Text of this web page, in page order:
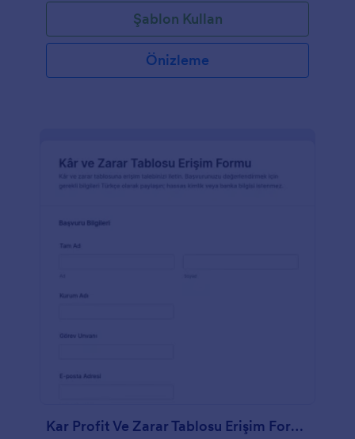
Şablon Kullan
Önizleme
Kar Profit Ve Zarar Tablosu Erişim Formu